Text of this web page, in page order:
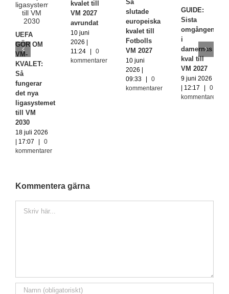
UEFA
GÖR OM
VM-
KVALET:
Så
fungerar
det nya
ligasystemet
till VM
2030
18 juli 2026
| 17:07
0
kommentarer
kvalet till
VM 2027
avrundat
10 juni
2026 |
11:24
0
kommentarer
Så
slutade
europeiska
kvalet till
Fotbolls
VM 2027
10 juni
2026 |
09:33
0
kommentarer
GUIDE:
Sista
omgången
i
damernas
kval till
VM 2027
9 juni 2026
| 12:17
0
kommentarer
Kommentera gärna